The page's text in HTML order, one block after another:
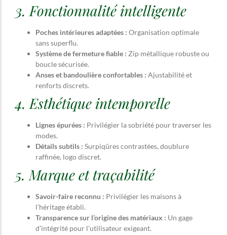
3. Fonctionnalité intelligente
Poches intérieures adaptées : Organisation optimale
sans superflu.
Système de fermeture fiable : Zip métallique robuste ou
boucle sécurisée.
Anses et bandoulière confortables : Ajustabilité et
renforts discrets.
4. Esthétique intemporelle
Lignes épurées : Privilégier la sobriété pour traverser les
modes.
Détails subtils : Surpiqûres contrastées, doublure
raffinée, logo discret.
5. Marque et traçabilité
Savoir-faire reconnu : Privilégier les maisons à
l’héritage établi.
Transparence sur l’origine des matériaux : Un gage
d’intégrité pour l’utilisateur exigeant.